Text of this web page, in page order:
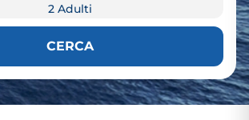
2 Adulti
CERCA